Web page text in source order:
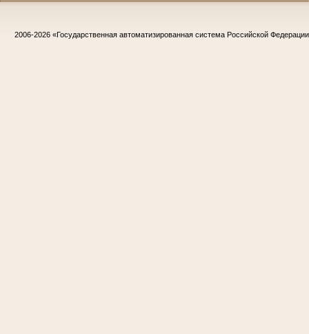
2006-2026 «Государственная автоматизированная система Российской